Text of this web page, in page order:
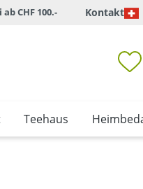
CHF 100.- Kontakt
Teehaus